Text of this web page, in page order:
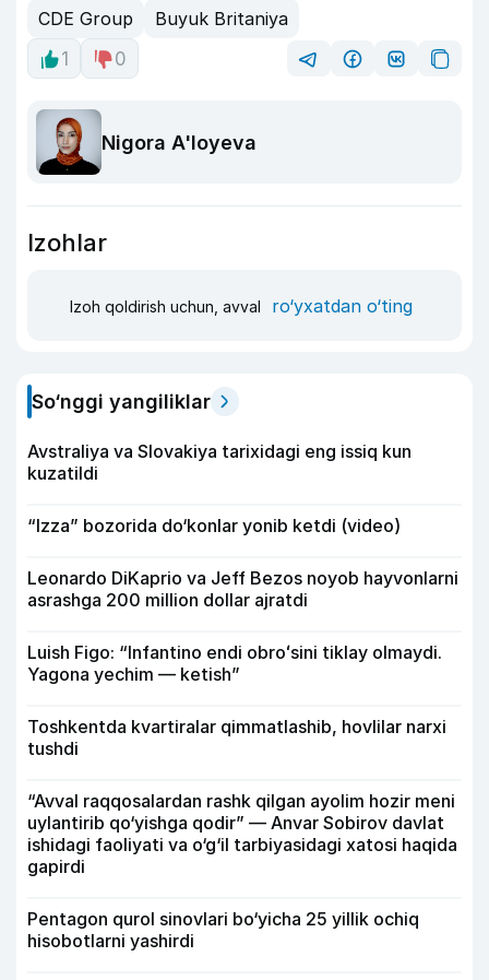
CDE Group
Buyuk Britaniya
1
0
Nigora A'loyeva
Izohlar
Izoh qoldirish uchun, avval ro‘yxatdan o‘ting
So‘nggi yangiliklar
Avstraliya va Slovakiya tarixidagi eng issiq kun
kuzatildi
“Izza” bozorida do‘konlar yonib ketdi (video)
Leonardo DiKaprio va Jeff Bezos noyob hayvonlarni
asrashga 200 million dollar ajratdi
Luish Figo: “Infantino endi obroʻsini tiklay olmaydi.
Yagona yechim — ketish”
Toshkentda kvartiralar qimmatlashib, hovlilar narxi
tushdi
“Avval raqqosalardan rashk qilgan ayolim hozir meni
uylantirib qo‘yishga qodir” — Anvar Sobirov davlat
ishidagi faoliyati va o‘g‘il tarbiyasidagi xatosi haqida
gapirdi
Pentagon qurol sinovlari bo‘yicha 25 yillik ochiq
hisobotlarni yashirdi